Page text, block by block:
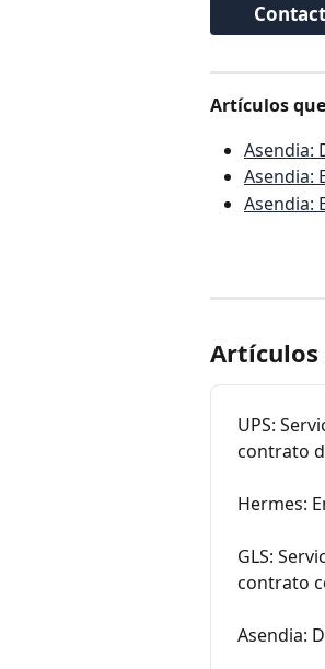
Artículos
Asendia:
Asendia:
Asendia:
Artículos
UPS:
contrato
Hermes:
GLS:
contrato
Asendia: